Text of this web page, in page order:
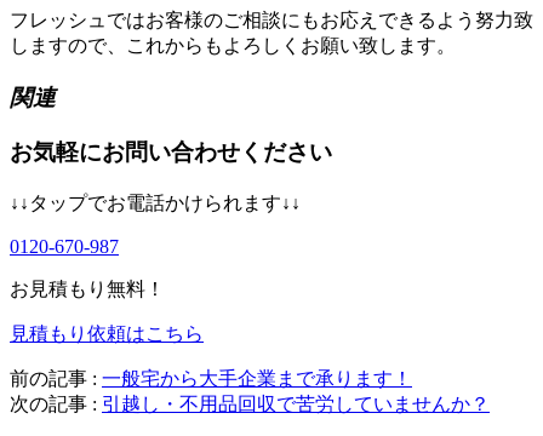
フレッシュではお客様のご相談にもお応えできるよう努力致
しますので、これからもよろしくお願い致します。
関連
お気軽にお問い合わせください
↓↓タップでお電話かけられます↓↓
0120-670-987
お見積もり無料！
見積もり依頼はこちら
前の記事 : 一般宅から大手企業まで承ります！
次の記事 : 引越し・不用品回収で苦労していませんか？